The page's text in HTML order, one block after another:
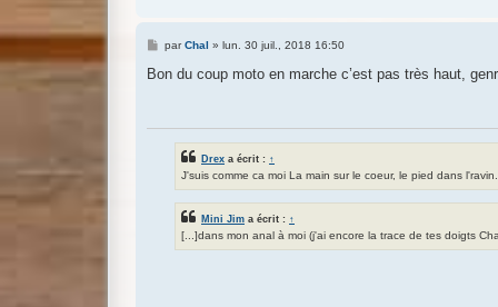
M
s
parChal » lun. 30 juil., 2018 16:50
Bon du coup moto en marche c’est pas très haut,
Drex a écrit : ↑
J'suis comme ca moi La main sur le coeur, le pied dans l'ravin.
Mini Jim a écrit : ↑
[...]dans mon anal à moi (j'ai encore la trace de tes doigts